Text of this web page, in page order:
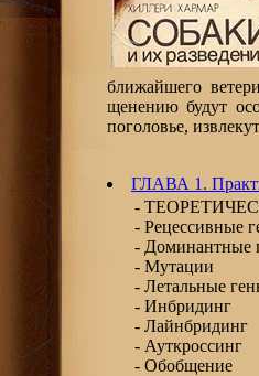
ближайшего
щенению будут
поголовье,
ГЛАВА 1.
-
- Рецессивные
- Доминантные
- Мутации
- Летальные
- Инбридинг
- Лайнбридинг
- Ауткроссинг
- Обобщение